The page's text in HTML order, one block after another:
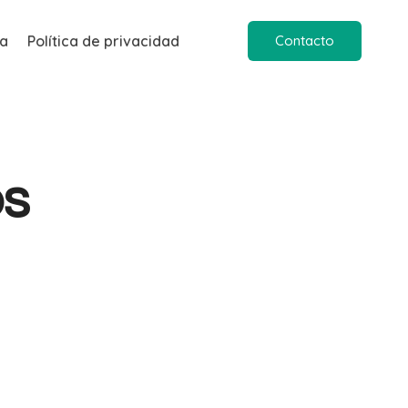
Política de privacidad Contacto